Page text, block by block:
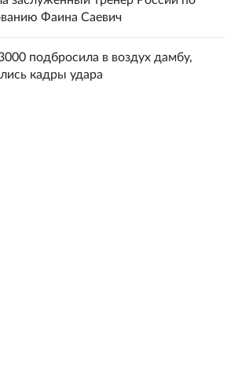
Фаина Саевич
подбросила в воздух дамбу,
кадры удара